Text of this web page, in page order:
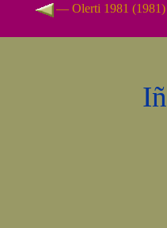
— Olerti 1981